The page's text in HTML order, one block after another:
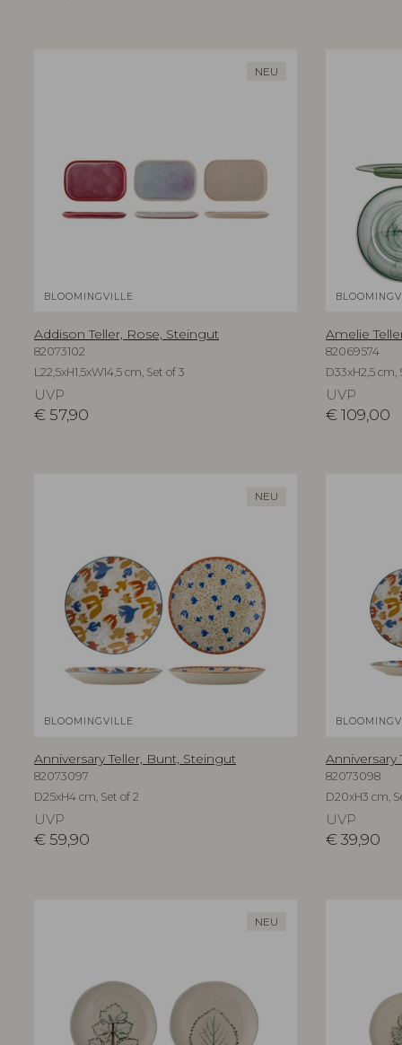
NEU
BLOOMINGVILLE
Addison Teller, Rose, Steingut
82073102
L22,5xH1,5xW14,5 cm, Set of 3
UVP
€57,90
Amelie
82069574
D33xH2,5 cm,
UVP
€109,00
NEU
BLOOMINGVILLE
Anniversary Teller, Bunt, Steingut
82073097
D25xH4 cm, Set of 2
UVP
€59,90
Anniversary
82073098
D20xH3 cm,
UVP
€39,90
NEU